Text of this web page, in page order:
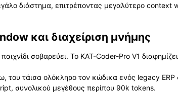
διάστημα, επιτρέποντας μεγαλύτερο context
και διαχείριση μνήμης
σοβαρεύει. Το KAT-Coder-Pro V1
του τάισα ολόκληρο τον κώδικα ενός legacy
συνολικού μεγέθους περίπου 90k tokens.